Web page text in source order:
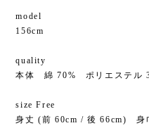
model
156cm
quality
本体 綿 70% ポリエステル
size Free
身丈 (前 60cm / 後 66cm)